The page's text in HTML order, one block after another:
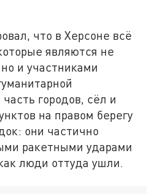
что в Херсоне всё
являются не
и участниками
городов, сёл и
на правом берегу
они частично
ракетными ударами
люди оттуда ушли.